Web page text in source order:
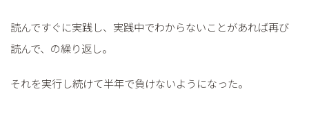
読んですぐに実践し、実践中でわからないことがあれば再び
読んで、の繰り返し。
それを実行し続けて半年で負けないようになった。